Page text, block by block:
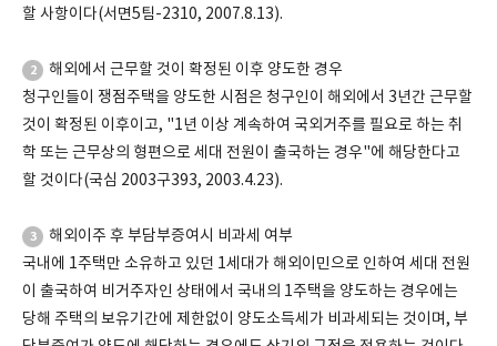
할 사항이다(서면5팀-2310, 2007.8.13).
2
해외에서 근무할 것이 확정된 이후 양도한 경우
청구인들이 쟁점주택을 양도한 시점은 청구인이 해외에서 3년간 근무할
것이 확정된 이후이고, "1년 이상 계속하여 국외거주를 필요로 하는 취
학 또는 근무상의 형편으로 세대 전원이 출국하는 경우"에 해당한다고
할 것이다(국심 2003구393, 2003.4.23).
3
해외이주 후 부담부증여시 비과세 여부
국내에 1주택만 소유하고 있던 1세대가 해외이민으로 인하여 세대 전원
이 출국하여 비거주자인 상태에서 국내의 1주택을 양도하는 경우에는
당해 주택의 보유기간에 제한없이 양도소득세가 비과세되는 것이며, 부